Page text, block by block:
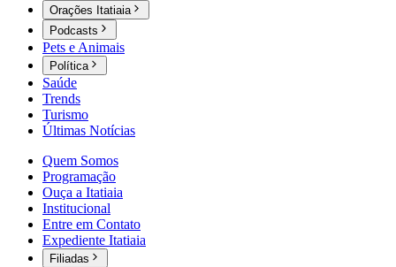
Orações Itatiaia
Podcasts
Pets e Animais
Política
Saúde
Trends
Turismo
Últimas Notícias
Quem Somos
Programação
Ouça a Itatiaia
Institucional
Entre em Contato
Expediente Itatiaia
Filiadas